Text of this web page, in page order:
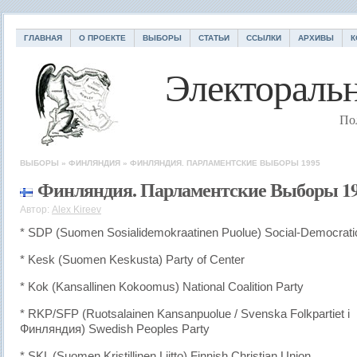
ГЛАВНАЯ О ПРОЕКТЕ ВЫБОРЫ СТАТЬИ ССЫЛКИ АРХИВЫ
ВЫБОРЫ » ФИНЛЯНДИЯ » ФИНЛЯНДИЯ. ПАРЛАМЕНТСКИЕ ВЫБОРЫ 1995
Финляндия. Парламентские Выборы
Автор: Alex Kireev
* SDP (Suomen Sosialidemokraatinen Puolue) Social-
* Kesk (Suomen Keskusta) Party of Center
* Kok (Kansallinen Kokoomus) National Coalition Party
* RKP/SFP (Ruotsalainen Kansanpuolue / Svenska Folkpartiet i
Финляндия) Swedish Peoples Party